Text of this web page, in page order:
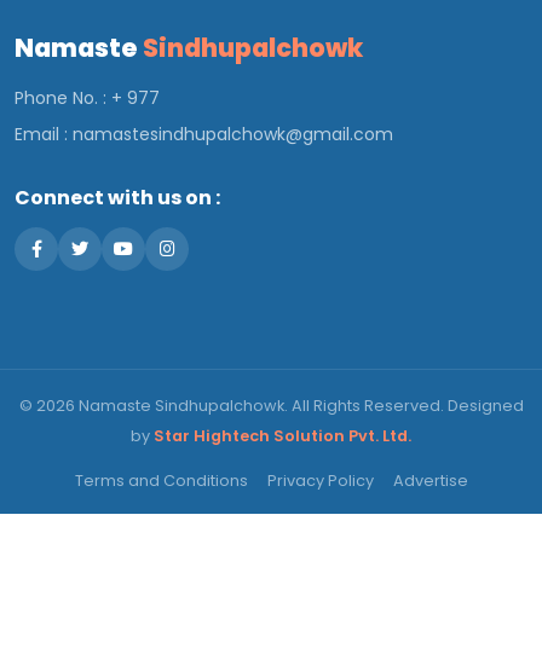
Namaste Sindhupalchowk
Phone No. : + 977
Email : namastesindhupalchowk@gmail.com
Connect with us on :
© 2026 Namaste Sindhupalchowk. All Rights Reserved. Designed
by Star Hightech Solution Pvt. Ltd.
Terms and Conditions Privacy Policy Advertise